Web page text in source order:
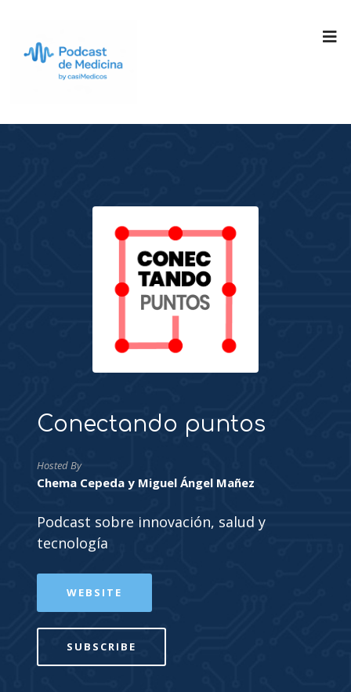
Conectando puntos
Hosted By
Chema Cepeda y Miguel Ángel Mañez
Podcast sobre innovación, salud y
tecnología
WEBSITE
SUBSCRIBE